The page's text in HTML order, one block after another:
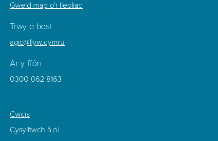
Gweld map o'r lleoliad
Trwy e-bost
agic@llyw.cymru
Ar y ffôn
0300 062 8163
Footer
Sub
Cwcis
Cysylltwch â ni